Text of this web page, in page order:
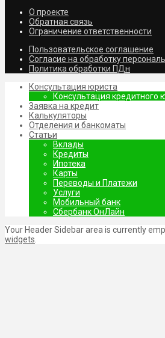
О проекте
Обратная связь
Ограничение ответственности
Пользовательское соглашение
Согласие на обработку
Политика обработки ПДн
Консультация юриста
Консультация кредитного
Заявка на кредит
Калькуляторы
Отделения и банкоматы
Статьи
Вклады
Кредиты
Ипотека
Карты
Переводы и Платежи
Услуги
Мобильный банк
Сбербанк ОнЛайн
Your Header Sidebar area is currently
widgets.